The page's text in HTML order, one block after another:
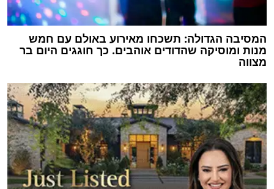
המסיבה הגדולה: תשכחו מאירוע באולם עם חמש
מנות ומוסיקה שהדודים אוהבים. כך חוגגים היום בר
מצווה